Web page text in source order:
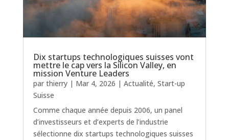
Dix startups technologiques suisses vont
mettre le cap vers la Silicon Valley, en
mission Venture Leaders
par thierry| Mar 4, 2026 | Actualité, Start-up
Suisse
Comme chaque année depuis 2006, un panel
d’investisseurs et d’experts de l’industrie
sélectionne dix startups technologiques suisses